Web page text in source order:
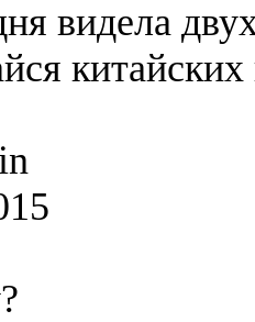
видела